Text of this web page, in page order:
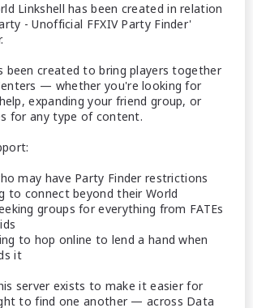
Linkshell has been created in relation
- Unofficial FFXIV Party Finder'
been created to bring players together
— whether you're looking for
expanding your friend group, or
for any type of content.
may have Party Finder restrictions
to connect beyond their World
groups for everything from FATEs
to hop online to lend a hand when
it
server exists to make it easier for
to find one another — across Data